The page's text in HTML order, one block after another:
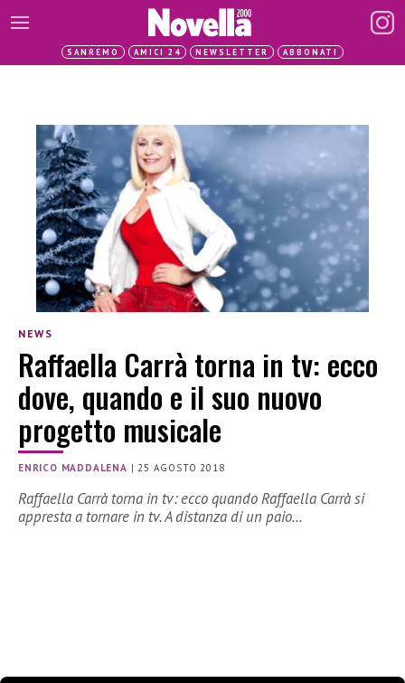
SANREMO AMICI 24 NEWSLETTER ABBONATI
NEWS
Raffaella Carrà torna in tv: ecco
dove, quando e il suo nuovo
progetto musicale
ENRICO MADDALENA |25 AGOSTO 2018
Raffaella Carrà torna in tv: ecco quando Raffaella Carrà si
appresta a tornare in tv. A distanza di un paio…